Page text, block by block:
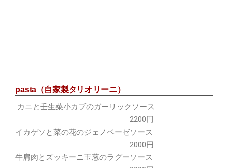
pasta（自家製タリオリーニ）
カニと壬生菜小カブのガーリックソース
2200円
イカゲソと菜の花のジェノベーゼソース
2000円
牛肩肉とズッキーニ玉葱のラグーソース